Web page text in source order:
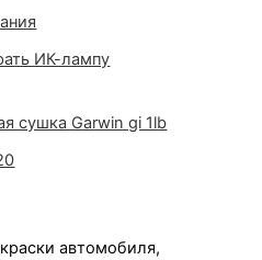
ИК-лампу
сушка Garwin gi 1lb
автомобиля,